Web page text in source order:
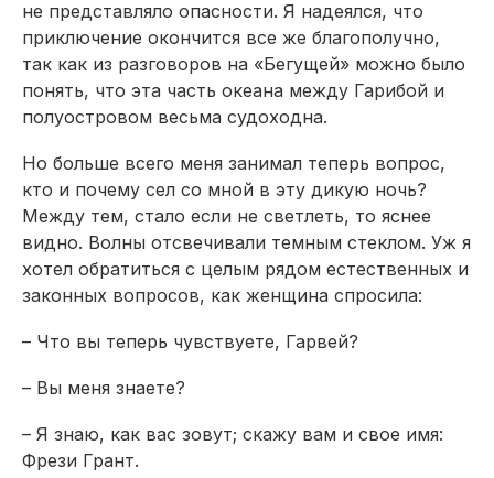
не представляло опасности. Я надеялся, что
приключение окончится все же благополучно,
так как из разговоров на «Бегущей» можно было
понять, что эта часть океана между Гарибой и
полуостровом весьма судоходна.
Но больше всего меня занимал теперь вопрос,
кто и почему сел со мной в эту дикую ночь?
Между тем, стало если не светлеть, то яснее
видно. Волны отсвечивали темным стеклом. Уж я
хотел обратиться с целым рядом естественных и
законных вопросов, как женщина спросила:
– Что вы теперь чувствуете, Гарвей?
– Вы меня знаете?
– Я знаю, как вас зовут; скажу вам и свое имя:
Фрези Грант.